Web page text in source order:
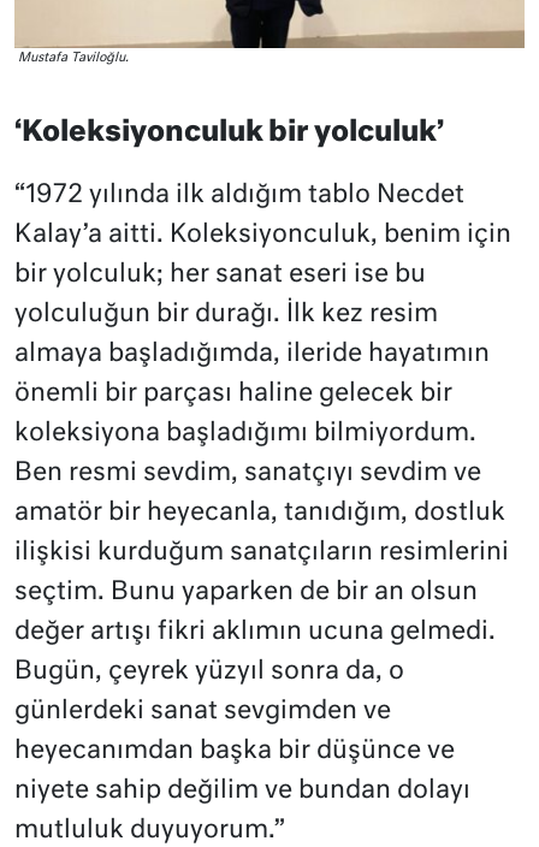
Mustafa Taviloğlu.
‘Koleksiyonculuk bir yolculuk’
“1972 yılında ilk aldığım tablo Necdet
Kalay’a aitti. Koleksiyonculuk, benim için
bir yolculuk; her sanat eseri ise bu
yolculuğun bir durağı. İlk kez resim
almaya başladığımda, ileride hayatımın
önemli bir parçası haline gelecek bir
koleksiyona başladığımı bilmiyordum.
Ben resmi sevdim, sanatçıyı sevdim ve
amatör bir heyecanla, tanıdığım, dostluk
ilişkisi kurduğum sanatçıların resimlerini
seçtim. Bunu yaparken de bir an olsun
değer artışı fikri aklımın ucuna gelmedi.
Bugün, çeyrek yüzyıl sonra da, o
günlerdeki sanat sevgimden ve
heyecanımdan başka bir düşünce ve
niyete sahip değilim ve bundan dolayı
mutluluk duyuyorum.”